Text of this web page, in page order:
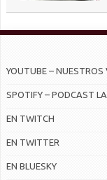
YOUTUBE – NUESTROS
SPOTIFY – PODCAST
EN TWITCH
EN TWITTER
EN BLUESKY